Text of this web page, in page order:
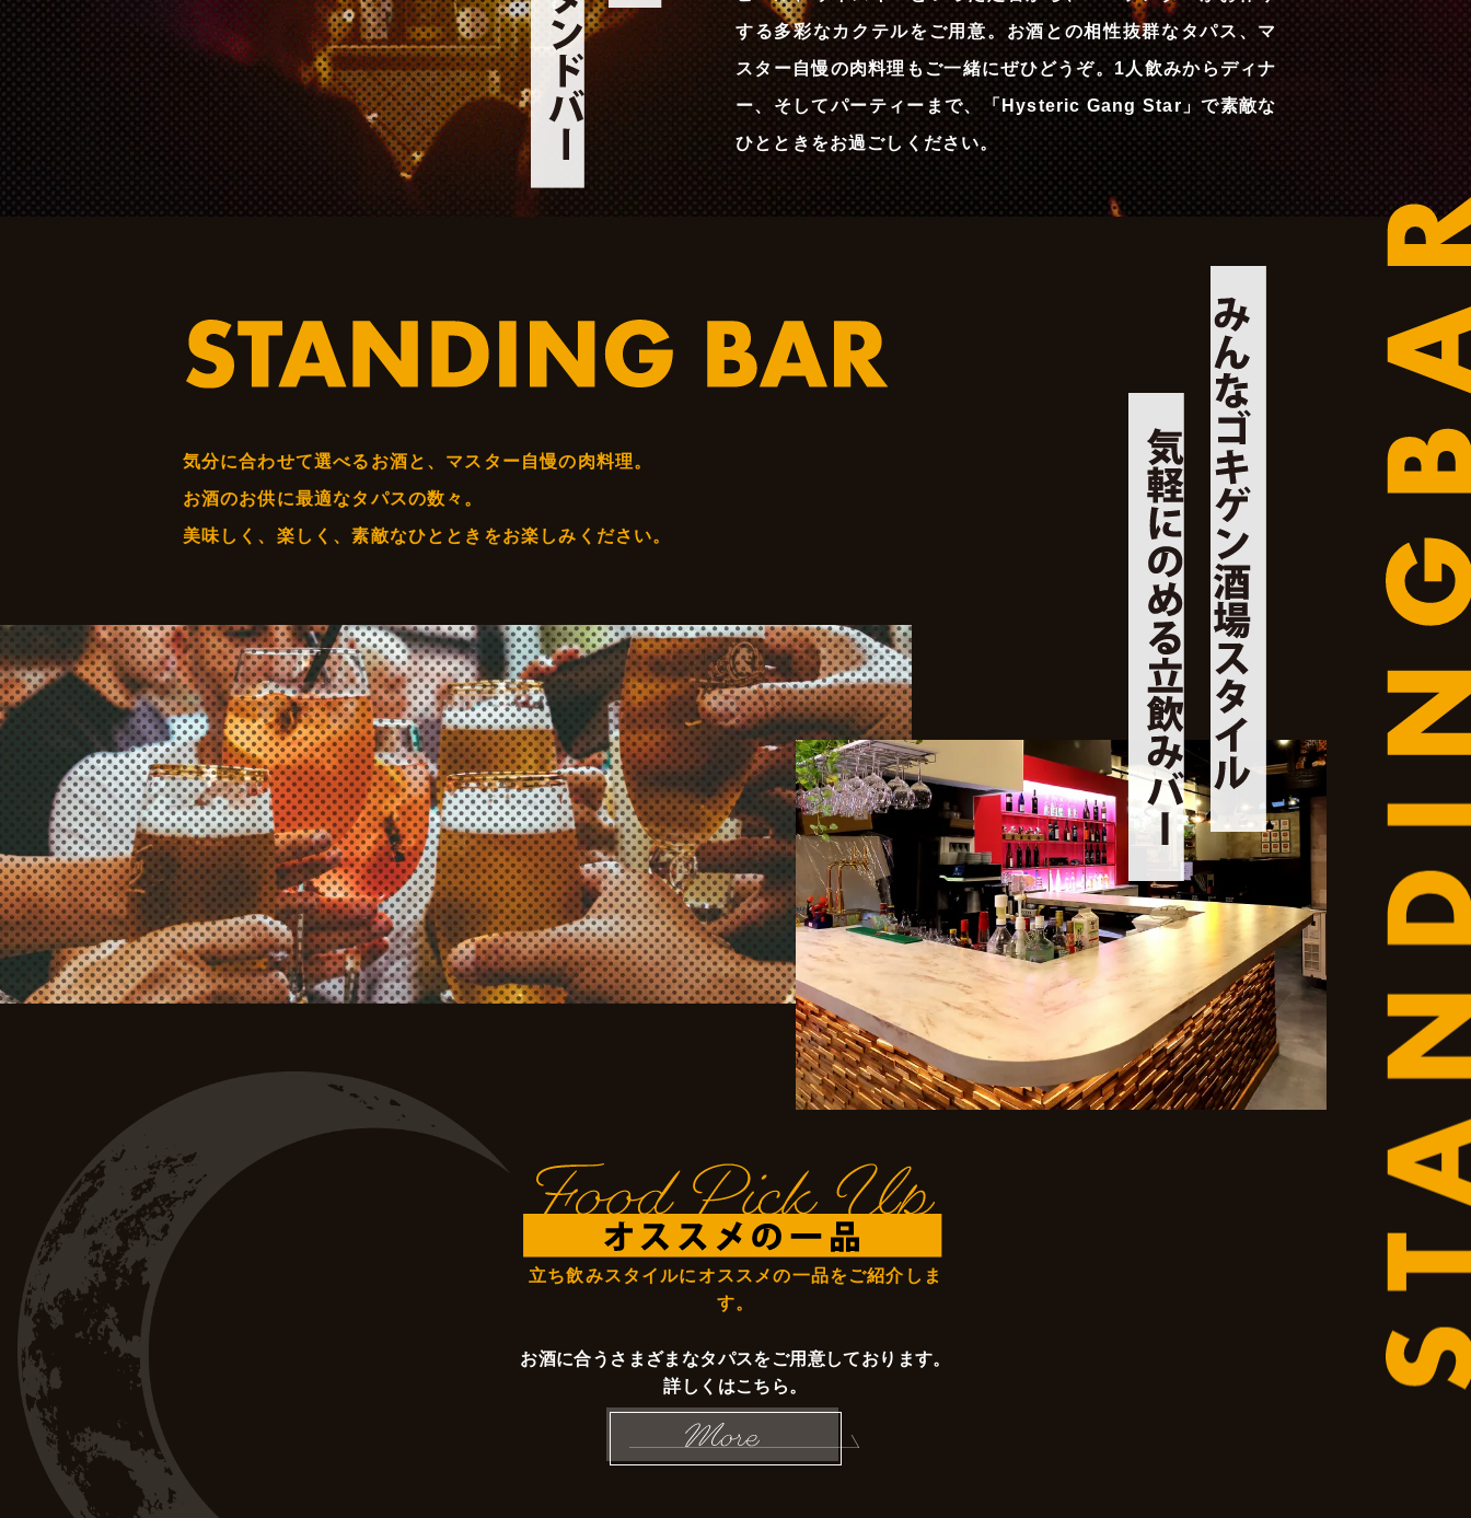
する多彩なカクテルをご用意。お酒との相性抜群なタパス、マ
スター自慢の肉料理もご一緒にぜひどうぞ。1人飲みからディナ
ー、そしてパーティーまで、「Hysteric Gang Star」で素敵な
ひとときをお過ごしください。
気分に合わせて選べるお酒と、マスター自慢の肉料理。
お酒のお供に最適なタパスの数々。
美味しく、楽しく、素敵なひとときをお楽しみください。
立ち飲みスタイルに オススメの一品をご紹介しま
す。
お酒に合うさまざまなタパスをご用意しております。
詳しくはこちら。